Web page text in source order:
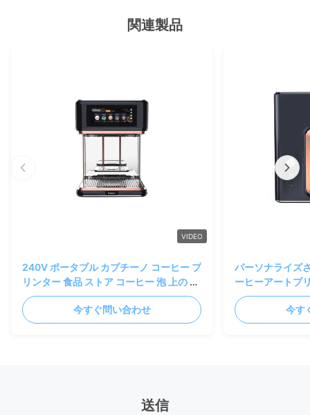
関連製品
VIDEO
240V ポータブル カプチーノ コーヒー プ
リンター 食品 ストア コーヒー 泡 上の 機
械
今すぐ問い合わせ
パーソナライズ
ーヒーアートプ
ード写真印刷
今す
送信